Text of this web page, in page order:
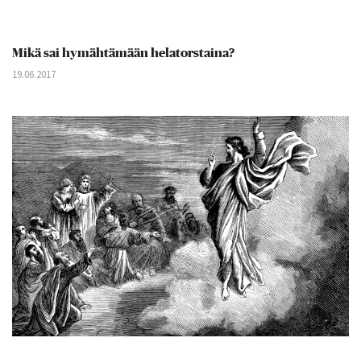
Mikä sai hymähtämään helatorstaina?
19.06.2017